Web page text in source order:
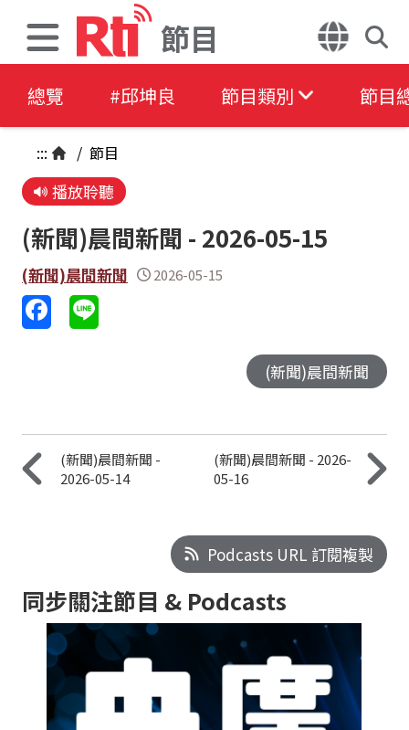
節目
總覽 #邱坤良 節目類別 節目
::: / 節目
播放聆聽
(新聞)晨間新聞 - 2026-05-15
(新聞)晨間新聞 2026-05-15
(新聞)晨間新聞
(新聞)晨間新聞 -
2026-05-14
(新聞)晨間新聞 - 2026-
05-16
Podcasts URL 訂閱複製
同步關注節目 & Podcasts